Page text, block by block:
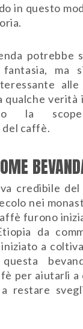
in questo
potrebbe
ma
qualche verità
la
del caffè.
credibile
nei
furono
da
a
questa
per aiutarli a
restare